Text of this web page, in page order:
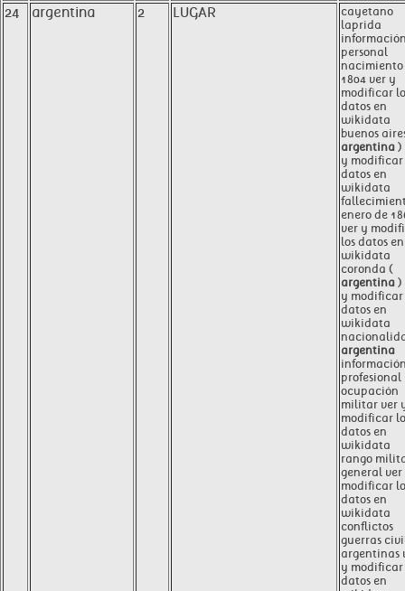
24 argentina 2 LUGAR
cayetano
laprida
personal
nacimiento
1804 ver y
modificar
datos en
wikidata
buenos
argentina )
y modificar
datos en
wikidata
enero de
ver y
los datos en
wikidata
coronda (
argentina )
y modificar
datos en
wikidata
argentina
profesional
ocupación
militar ver
modificar
datos en
wikidata
rango
general ver
modificar
datos en
wikidata
conflictos
guerras
argentinas
y modificar
datos en